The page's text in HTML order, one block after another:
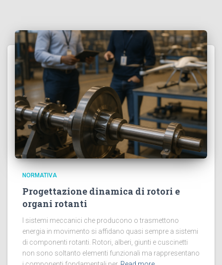
NORMATIVA
Progettazione dinamica di rotori e
organi rotanti
I sistemi meccanici che producono o trasmettono
energia in movimento si affidano quasi sempre a sistemi
di componenti rotanti. Rotori, alberi, giunti e cuscinetti
non sono soltanto elementi funzionali ma rappresentano